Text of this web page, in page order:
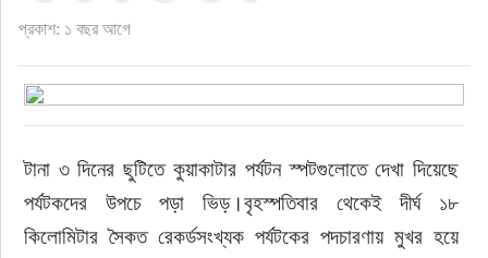
প্রকাশ: ১ বছর আগে
টানা ৩ দিনের ছুটিতে কুয়াকাটার পর্যটন স্পটগুলোতে দেখা দিয়েছে
পর্যটকদের উপচে পড়া ভিড়।বৃহস্পতিবার থেকেই দীর্ঘ ১৮
কিলোমিটার সৈকত রেকর্ডসংখ্যক পর্যটকের পদচারণায় মুখর হয়ে